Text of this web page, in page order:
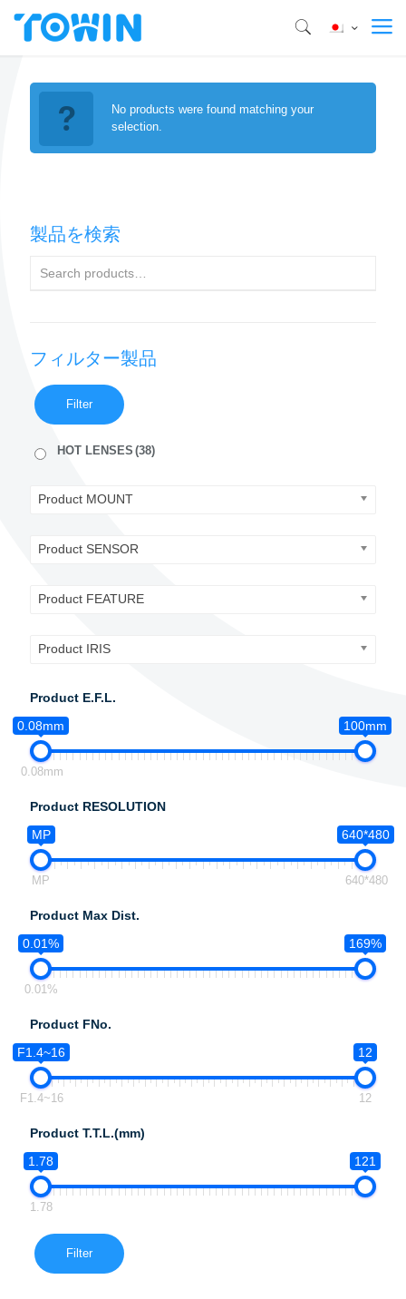
No products were found matching your
selection.
製品を検索
フィルター製品
Filter
HOT LENSES (38)
Product MOUNT
Product SENSOR
Product FEATURE
Product IRIS
Product E.F.L.
0.08mm
100mm
0.08mm
Product RESOLUTION
MP
640*480
MP 640*480
Product Max Dist.
0.01%
169%
0.01%
Product FNo.
F1.4~16
12
F1.4~16 12
Product T.T.L.(mm)
1.78
121
1.78
Filter